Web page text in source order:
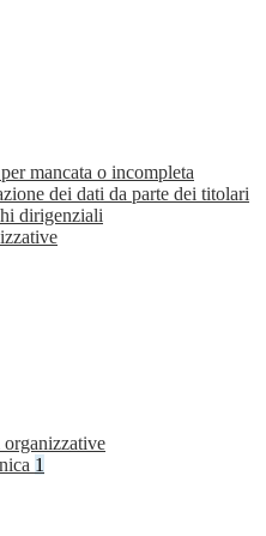
mancata o incompleta
dei dati da parte dei titolari
dirigenziali
1